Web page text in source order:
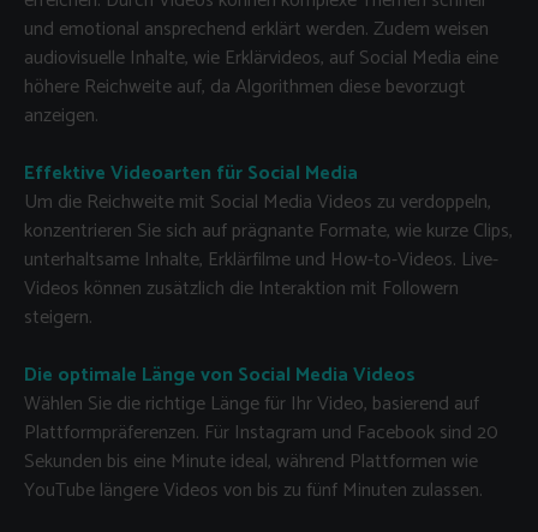
und emotional ansprechend erklärt werden. Zudem weisen
audiovisuelle Inhalte, wie Erklärvideos, auf Social Media eine
höhere Reichweite auf, da Algorithmen diese bevorzugt
anzeigen.
Effektive Videoarten für Social Media
Um die Reichweite mit Social Media Videos zu verdoppeln,
konzentrieren Sie sich auf prägnante Formate, wie kurze Clips,
unterhaltsame Inhalte, Erklärfilme und How-to-Videos. Live-
Videos können zusätzlich die Interaktion mit Followern
steigern.
Die optimale Länge von Social Media Videos
Wählen Sie die richtige Länge für Ihr Video, basierend auf
Plattformpräferenzen. Für Instagram und Facebook sind 20
Sekunden bis eine Minute ideal, während Plattformen wie
YouTube längere Videos von bis zu fünf Minuten zulassen.